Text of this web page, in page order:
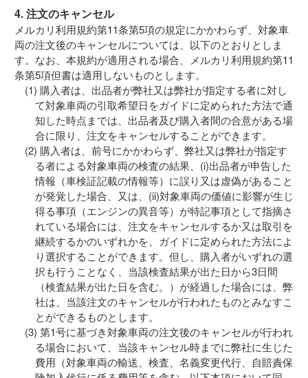
4. 注文のキャンセル
メルカリ利用規約第11条第5項の規定にかかわらず、対象車
両の注文後のキャンセルについては、以下のとおりとしま
す。なお、本規約が適用される場合、メルカリ利用規約第11
条第5項但書は適用しないものとします。
購入者は、出品者が弊社又は弊社が指定する者に対し
て対象車両の引取希望日をガイドに定められた方法で通
知した時点までは、出品者及び購入者間の合意がある場
合に限り、注文をキャンセルすることができます。
購入者は、前号にかかわらず、弊社又は弊社が指定す
る者による対象車両の検査の結果、(i)出品者が申告した
情報（車検証記載の情報等）に誤り又は虚偽があること
が発覚した場合、又は、(ii)対象車両の価値に影響が生じ
得る事項（エンジンの異音等）が特記事項として指摘さ
れている場合には、注文をキャンセルするか又は取引を
継続するかのいずれかを、ガイドに定められた方法によ
り選択することができます。但し、購入者がいずれの選
択も行うことなく、当該検査結果が出た日から3日間
（検査結果が出た日を含む。）が経過した場合には、弊
社は、当該注文のキャンセルが行われたものとみなすこ
とができるものとします。
第1号に基づき対象車両の注文後のキャンセルが行われ
る場合において、当該キャンセル時までに弊社に生じた
費用（対象車両の輸送、検査、名義変更代行、自賠責保